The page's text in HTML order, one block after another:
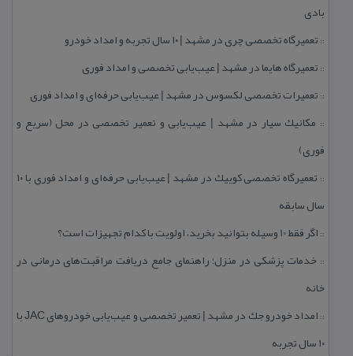
بادی
:: تعمیرگاه تخصصی چری در مشهد | ۱۰ سال تجربه و امداد خودرو
:: تعمیرگاه هایما در مشهد | عیب‌یابی تخصصی و امداد فوری
:: تعمیرات تخصصی لكسوس در مشهد | عیب‌یابی حرفه‌ای و امداد فوری
:: مكانیك سیار در مشهد | عیب‌یابی و تعمیر تخصصی در محل (سریع و
فوری)
::
تعمیرگاه تخصصی كوییك در مشهد | عیب‌یابی حرفه‌ای و امداد فوری با ۱۰
سال سابقه
:: اگر فقط 10 وسیله بتوانید بخرید، اولویت با كدام تجهیزات است؟
:: خدمات پزشكی در منزل؛ راهنمای جامع دریافت مراقبت‌های درمانی در
خانه
::
امداد خودرو جك در مشهد | تعمیر تخصصی و عیب‌یابی خودروهای JAC با
۱۰ سال تجربه